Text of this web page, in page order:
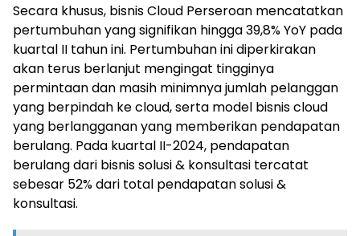
Secara khusus, bisnis Cloud Perseroan mencatatkan
pertumbuhan yang signifikan hingga 39,8% YoY pada
kuartal II tahun ini. Pertumbuhan ini diperkirakan
akan terus berlanjut mengingat tingginya
permintaan dan masih minimnya jumlah pelanggan
yang berpindah ke cloud, serta model bisnis cloud
yang berlangganan yang memberikan pendapatan
berulang. Pada kuartal II-2024, pendapatan
berulang dari bisnis solusi & konsultasi tercatat
sebesar 52% dari total pendapatan solusi &
konsultasi.